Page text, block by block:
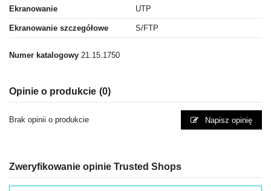
Ekranowanie UTP
Ekranowanie szczegółowe S/FTP
Numer katalogowy 21.15.1750
Opinie o produkcie (0)
Brak opinii o produkcie Napisz opinię
Zweryfikowanie opinie Trusted Shops